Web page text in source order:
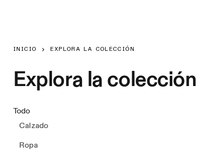
INICIO EXPLORA LA COLECCIÓN
Explora la colección
Todo
Calzado
Ropa